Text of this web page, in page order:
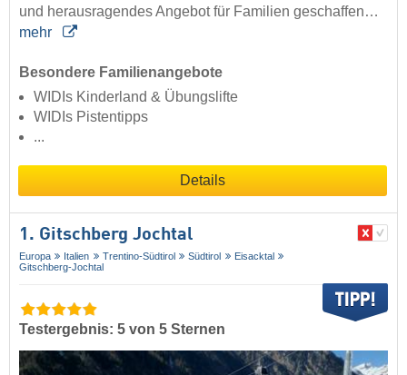
und herausragendes Angebot für Familien geschaffen…
mehr
Besondere Familienangebote
WIDIs Kinderland & Übungslifte
WIDIs Pistentipps
...
Details
1. Gitschberg Jochtal
Europa Italien Trentino-Südtirol Südtirol
Eisacktal
Gitschberg-Jochtal
Testergebnis: 5 von 5 Sternen